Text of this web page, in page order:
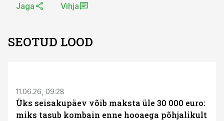
Jaga Vihja
SEOTUD LOOD
11.06.26, 09:28
Üks seisakupäev võib maksta üle 30 000 euro:
miks tasub kombain enne hooaega põhjalikult